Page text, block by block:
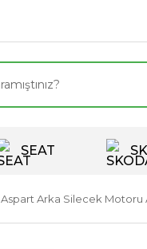
SEAT
Aspart Arka Silecek Motoru